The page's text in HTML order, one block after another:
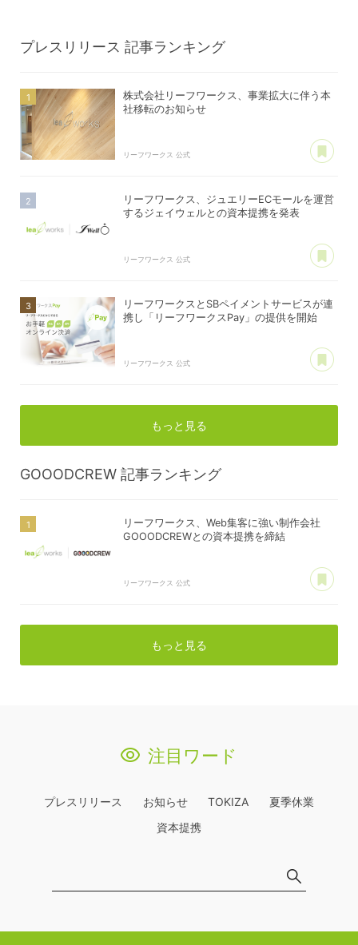
プレスリリース 記事ランキング
株式会社リーフワークス、事業拡大に伴う本
社移転のお知らせ
リーフワークス 公式
リーフワークス、ジュエリーECモールを運営
するジェイウェルとの資本提携を発表
リーフワークス 公式
リーフワークスとSBペイメントサービスが連
携し「リーフワークスPay」の提供を開始
リーフワークス 公式
もっと見る
GOOODCREW 記事ランキング
リーフワークス、Web集客に強い制作会社
GOOODCREWとの資本提携を締結
リーフワークス 公式
もっと見る
注目ワード
プレスリリース お知らせ TOKIZA
夏季休業
資本提携